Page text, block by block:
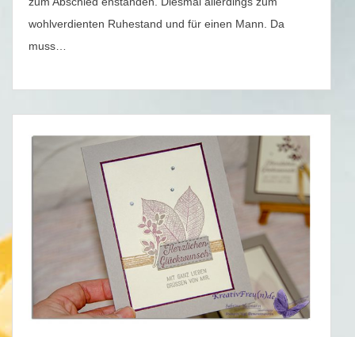
wohlverdienten Ruhestand und für einen Mann. Da
muss…